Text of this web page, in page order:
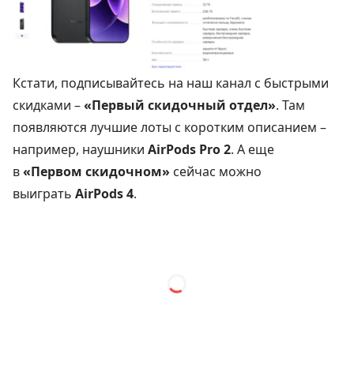
Кстати, подписывайтесь на наш канал с быстрыми
скидками –«Первый скидочный отдел». Там
появляются лучшие лоты с коротким описанием –
например, наушники AirPods Pro 2. А еще
в«Первом скидочном» сейчас можно
выиграть AirPods 4.